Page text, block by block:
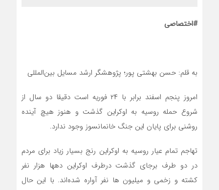
#اختصاصی
به قلم: حسن بهشتی پور؛ پژوهشگر ارشد مسایل بین‌المللی
امروز پنجم اسفند برابر با ۲۴ فوریه است دقیقا دو سال از
شروع حمله روسیه به اوکراین گذشت و هنوز هیچ آینده
روشنی برای پایان این جنگ خانمانسوز وجود ندارد.
تهاجم تمام عیار روسیه به اوکراین رنج بسیار زیاد برای مردم
در دو طرف برجای گذشت درطرف اوکراین دهها هزار نفر
کشته و زخمی و میلیون ها نفر آواره شده‌اند. با این حال